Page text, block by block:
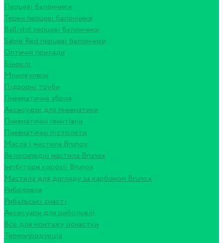
Перцеві балончики
Терен перцеві балончики
Ballistol перцеві балончики
Sabre Red перцеві балончики
Оптичні прилади
Біноклі
Монокуляри
Підзорні труби
Пневматична зброя
Аксесуари для пневматики
Пневматичні гвинтівки
Пневматичні пістолети
Масла і мастила Brunox
Велосипедні мастила Brunox
Інгібітори корозії Brunox
Мастила для догляду за карбоном Brunox
Риболовля
Рибальські снасті
Аксесуари для риболовлі
Все для монтажу оснастки
Термопродукція